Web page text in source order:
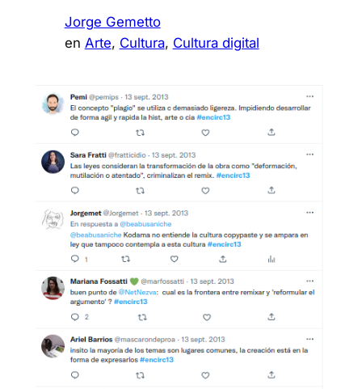
Jorge Gemetto
en Arte, Cultura, Cultura digital